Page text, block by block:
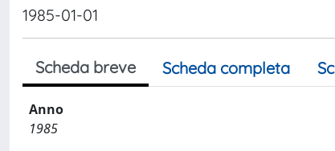
1985-01-01
Scheda breve Scheda completa
Anno
1985